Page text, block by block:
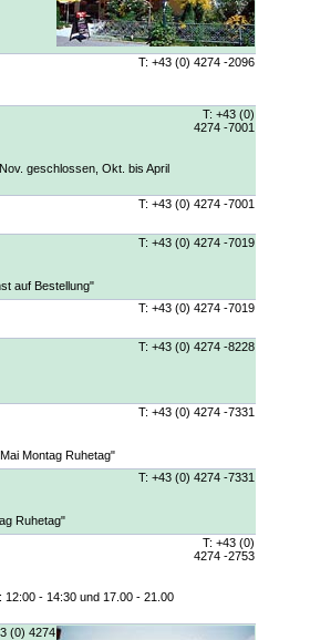
T: +43 (0) 4274 -2096
T: +43 (0)
4274 -7001
geschlossen, Okt. bis April
T: +43 (0) 4274 -7001
T: +43 (0) 4274 -7019
auf Bestellung"
T: +43 (0) 4274 -7019
T: +43 (0) 4274 -8228
T: +43 (0) 4274 -7331
Montag Ruhetag"
T: +43 (0) 4274 -7331
Ruhetag"
T: +43 (0)
4274 -2753
- 14:30 und 17.00 - 21.00
(0) 4274